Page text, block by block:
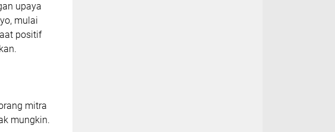
upaya
mulai
positif
mitra
mungkin.